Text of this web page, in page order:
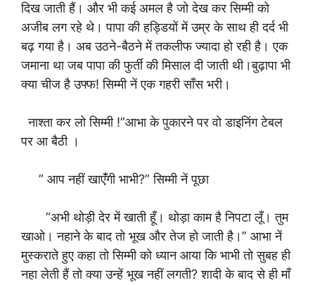
दिख जाती हैं। और भी कई अमल है जो देख कर सिम्मी को
अजीब लग रहे थे। पापा की हड्डियों में उम्र के साथ ही दर्द भी
बढ़ गया है। अब उठने-बैठने में तकलीफ ज्यादा हो रही है। एक
जमाना था जब पापा की फुर्ती की मिसाल दी जाती थी।बुढ़ापा भी
क्या चीज है उफ्फ! सिम्मी नें एक गहरी साँस भरी।
नाश्ता कर लो सिम्मी !”आभा के पुकारने पर वो डाइनिंग टेबल
पर आ बैठी ।
” आप नहीं खाएंँगी भाभी?” सिम्मी नें पूछा
“अभी थोड़ी देर में खाती हूँ। थोड़ा काम है निपटा लूँ। तुम
खाओ। नहाने के बाद तो भूख और तेज हो जाती है।” आभा नें
मुस्कराते हुए कहा तो सिम्मी को ध्यान आया कि भाभी तो सुबह ही
नहा लेती हैं तो क्या उन्हें भूख नहीं लगती? शादी के बाद से ही माँ